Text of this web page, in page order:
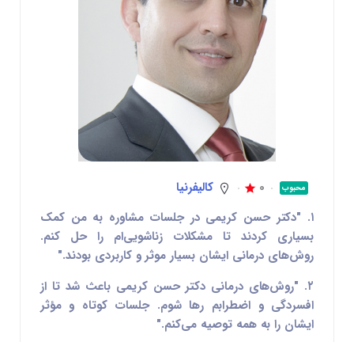
محبوب 0
کالیفرنیا
۱. "دکتر حسن کریمی در جلسات مشاوره به من کمک
بسیاری کردند تا مشکلات زناشویی‌ام را حل کنم.
روش‌های درمانی ایشان بسیار موثر و کاربردی بودند."
۲. "روش‌های درمانی دکتر حسن کریمی باعث شد تا از
افسردگی و اضطرابم رها شوم. جلسات کوتاه و مؤثر
ایشان را به همه توصیه می‌کنم."